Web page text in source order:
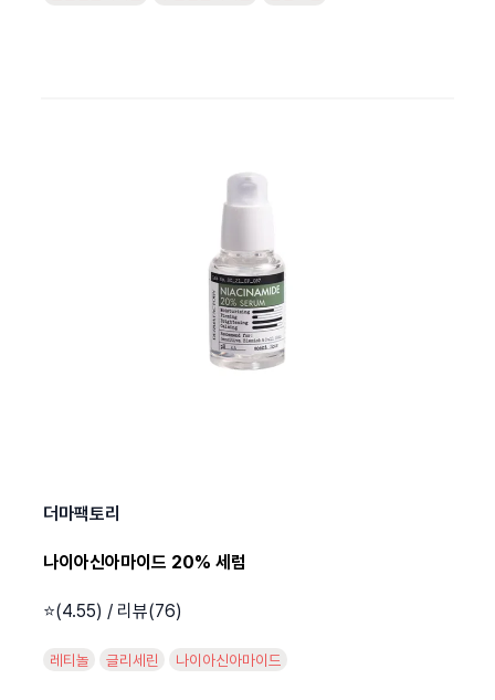
더마팩토리
나이아신아마이드 20% 세럼
⭐️(4.55) / 리뷰(76)
레티놀 글리세린 나이아신아마이드